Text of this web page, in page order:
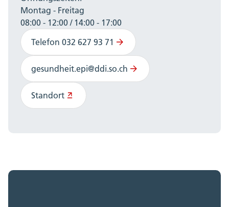
Montag - Freitag
08:00 - 12:00 / 14:00 - 17:00
Telefon 032 627 93 71
gesundheit.epi@ddi.so.ch
Standort